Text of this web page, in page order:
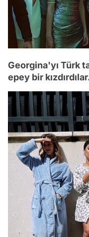
Georgina'yı Türk
epey bir